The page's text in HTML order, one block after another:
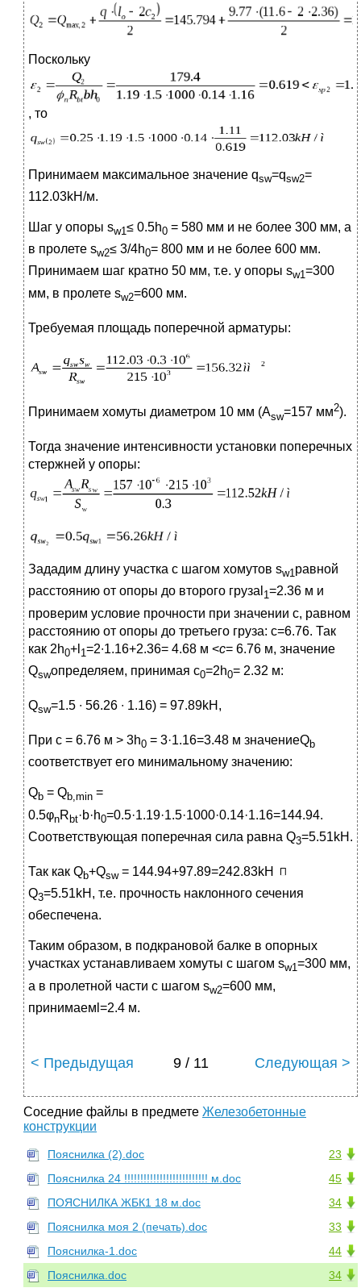
Поскольку
, то
Принимаем максимальное значение qsw=qsw2=
112.03kH/м.
Шаг у опоры sw1≤ 0.5h0 = 580 мм и не более 300 мм, а
в пролете sw2≤ 3/4h0= 800 мм и не более 600 мм.
Принимаем шаг кратно 50 мм, т.е. у опоры sw1=300
мм, в пролете sw2=600 мм.
Требуемая площадь поперечной арматуры:
Принимаем хомуты диаметром 10 мм (Asw=157 мм2).
Тогда значение интенсивности установки поперечных
стержней у опоры:
Зададим длину участка с шагом хомутов sw1равной
расстоянию от опоры до второго грузаl 1=2.36 м и
проверим условие прочности при значении с, равном
расстоянию от опоры до третьего груза: с=6.76. Так
как 2h0+l 1 =2∙1.16+2.36= 4.68 м <с= 6.76 м, значение
Qswопределяем, принимая с0=2h0= 2.32 м:
Qsw=1.5 ∙ 56.26 ∙ 1.16) = 97.89kH,
При с = 6.76 м > 3h0 = 3·1.16=3.48 м значениеQb
соответствует его минимальному значению:
Qb = Qb,min =
0.5φnR bt·b·h0=0.5·1.19·1.5·1000·0.14·1.16=144.94.
Соответствующая поперечная сила равна Q3=5.51kH.
Так как Qb+Qsw = 144.94+97.89=242.83kH
Q3=5.51kH, т.е. прочность наклонного сечения
обеспечена.
Таким образом, в подкрановой балке в опорных
участках устанавливаем хомуты с шагом sw1=300 мм,
а в пролетной части с шагом sw2=600 мм,
принимаемl=2.4 м.
< Предыдущая 9 / 11 Следующая >
Соседние файлы в предмете Железобетонные
конструкции
23
Пояснилка (2).doc
45
Пояснилка 24 !!!!!!!!!!!!!!!!!!!!!!!!!! м.doc
34
ПОЯСНИЛКА ЖБК1 18 м.doc
33
Пояснилка моя 2 (печать).doc
44
Пояснилка-1.doc
34
Пояснилка.doc